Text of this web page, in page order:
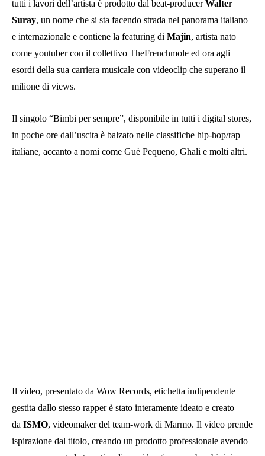
tutti i lavori dell’artista è prodotto dal beat-producerWalter
Suray, un nome che si sta facendo strada nel panorama italiano
e internazionale e contiene la featuring di Majin, artista nato
come youtuber con il collettivo TheFrenchmole ed ora agli
esordi della sua carriera musicale con videoclip che superano il
milione di views.
Il singolo “Bimbi per sempre”, disponibile in tutti i digital stores,
in poche ore dall’uscita è balzato nelle classifiche hip-hop/rap
italiane, accanto a nomi come Guè Pequeno, Ghali e molti altri.
Il video, presentato da Wow Records, etichetta indipendente
gestita dallo stesso rapper è stato interamente ideato e creato
da ISMO, videomaker del team-work di Marmo. Il video prende
ispirazione dal titolo, creando un prodotto professionale avendo